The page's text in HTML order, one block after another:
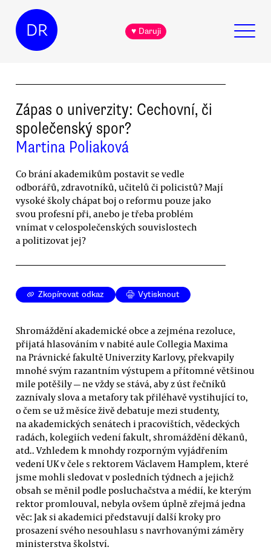
DR ♥ Daruji
Zápas o univerzity: Cechovní, či
společenský spor?
Martina Poliaková
Co brání akademikům postavit se vedle
odborářů, zdravotníků, učitelů či policistů? Mají
vysoké školy chápat boj o reformu pouze jako
svou profesní při, anebo je třeba problém
vnímat v celospolečenských souvislostech
a politizovat jej?
Zkopírovat odkaz Vytisknout
Shromáždění akademické obce a zejména rezoluce,
přijatá hlasováním v nabité aule Collegia Maxima
na Právnické fakultě Univerzity Karlovy, překvapily
mnohé svým razantním výstupem a přítomné většinou
mile potěšily — ne vždy se stává, aby z úst řečníků
zaznívaly slova a metafory tak přiléhavě vystihující to,
o čem se už měsíce živě debatuje mezi studenty,
na akademických senátech i pracovištích, vědeckých
radách, kolegiích vedení fakult, shromáždění děkanů,
atd.. Vzhledem k mnohdy rozporným vyjádřením
vedení UK v čele s rektorem Václavem Hamplem, které
jsme mohli sledovat v posledních týdnech a jejichž
obsah se měnil podle posluchačstva a médií, ke kterým
rektor promlouval, nebyla ovšem úplně zřejmá jedna
věc: Jak si akademici představují další kroky pro
prosazení svého nesouhlasu s navrhovanými záměry
ministerstva školství.